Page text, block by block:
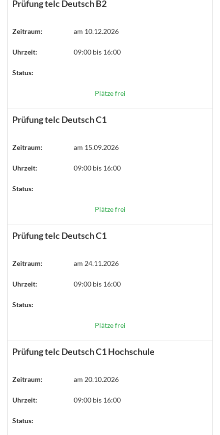
Prüfung telc Deutsch B2
Zeitraum: am 10.12.2026
Uhrzeit: 09:00 bis 16:00
Status:
Plätze frei
Prüfung telc Deutsch C1
Zeitraum: am 15.09.2026
Uhrzeit: 09:00 bis 16:00
Status:
Plätze frei
Prüfung telc Deutsch C1
Zeitraum: am 24.11.2026
Uhrzeit: 09:00 bis 16:00
Status:
Plätze frei
Prüfung telc Deutsch C1 Hochschule
Zeitraum: am 20.10.2026
Uhrzeit: 09:00 bis 16:00
Status: